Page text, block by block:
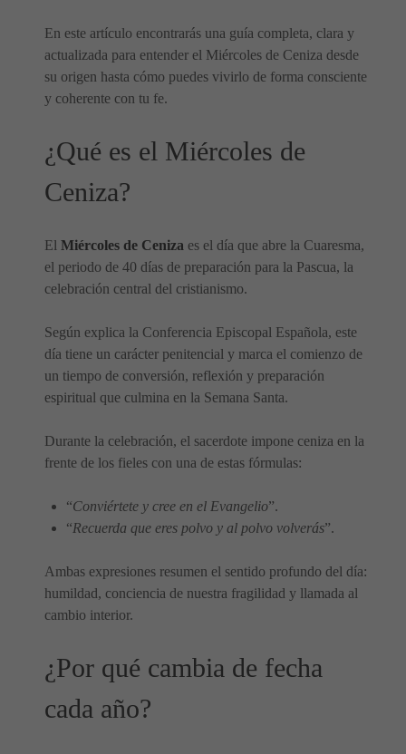
En este artículo encontrarás una guía completa, clara y
actualizada para entender el Miércoles de Ceniza desde
su origen hasta cómo puedes vivirlo de forma consciente
y coherente con tu fe.
¿Qué es el Miércoles de
Ceniza?
El Miércoles de Ceniza es el día que abre la Cuaresma,
el periodo de 40 días de preparación para la Pascua, la
celebración central del cristianismo.
Según explica la Conferencia Episcopal Española, este
día tiene un carácter penitencial y marca el comienzo de
un tiempo de conversión, reflexión y preparación
espiritual que culmina en la Semana Santa.
Durante la celebración, el sacerdote impone ceniza en la
frente de los fieles con una de estas fórmulas:
“Conviértete y cree en el Evangelio”.
“Recuerda que eres polvo y al polvo volverás”.
Ambas expresiones resumen el sentido profundo del día:
humildad, conciencia de nuestra fragilidad y llamada al
cambio interior.
¿Por qué cambia de fecha
cada año?